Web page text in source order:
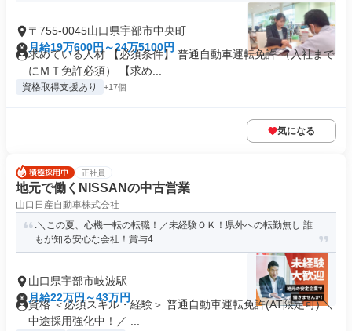
〒755-0045山口県宇部市中央町
月給19万600円～24万5100円
求めている人材 【必須条件】 普通自動車運転免許 （入社まで
にＭＴ免許必須） 【求め...
資格取得支援あり +17個
気になる
正社員
地元で働くNISSANの中古営業
山口日産自動車株式会社
.＼この夏、心機一転の転職！／未経験ＯＫ！県外への転勤無し 誰
もが知る安心な会社！賞与4....
山口県宇部市岐波駅
月給22万円～43万円
資格 ＜必須スキル・経験＞ 普通自動車運転免許(AT限定可) ＼
中途採用強化中！／ ...